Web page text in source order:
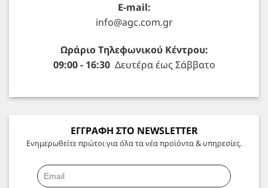
E-mail:
info@agc.com.gr
Ωράριο Τηλεφωνικού Κέντρου:
09:00 - 16:30Δευτέρα έως Σάββατο
ΕΓΓΡΑΦΗ ΣΤΟ NEWSLETTER
Ενημερωθείτε πρώτοι για όλα τα νέα προϊόντα & υπηρεσίες.